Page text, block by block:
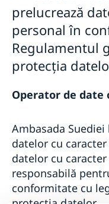
Noutati
prelucrează
personal în
Regulamentul
protecția
Operator de date
Ambasada
datelor cu
datelor cu
responsabilă
conformitate cu